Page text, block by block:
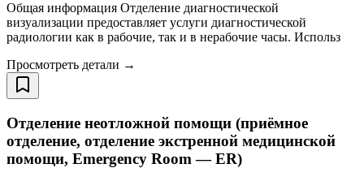
Общая информация Отделение диагностической
визуализации предоставляет услуги диагностической
радиологии как в рабочие, так и в нерабочие часы. Использ
Просмотреть детали →
Отделение неотложной помощи (приёмное
отделение, отделение экстренной медицинской
помощи, Emergency Room — ER)